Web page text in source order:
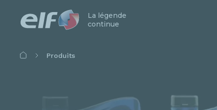
La légende
continue
Fil
Produits